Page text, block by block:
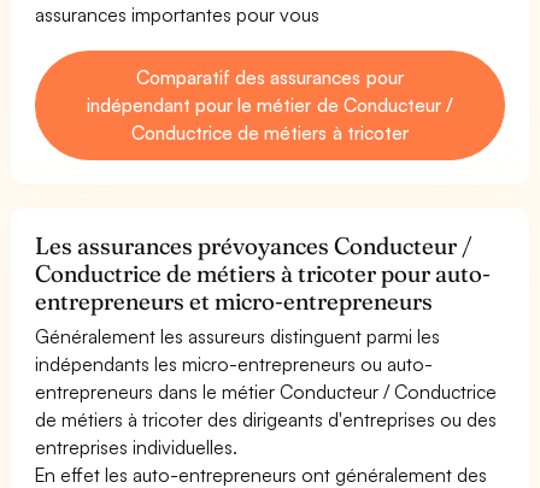
assurances importantes pour vous
Comparatif des assurances pour
indépendant pour le métier de Conducteur /
Conductrice de métiers à tricoter
Les assurances prévoyances Conducteur /
Conductrice de métiers à tricoter pour auto-
entrepreneurs et micro-entrepreneurs
Généralement les assureurs distinguent parmi les
indépendants les micro-entrepreneurs ou auto-
entrepreneurs dans le métier Conducteur / Conductrice
de métiers à tricoter des dirigeants d'entreprises ou des
entreprises individuelles.
En effet les auto-entrepreneurs ont généralement des